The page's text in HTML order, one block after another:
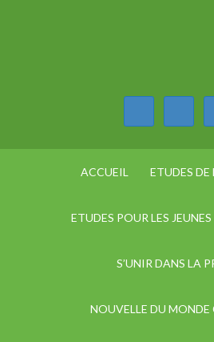
ACCUEIL ETUDES DE
ETUDES POUR LES JEUNES
S’UNIR DANS LA
NOUVELLE DU MONDE